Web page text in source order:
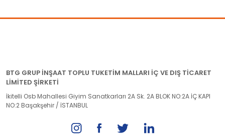
BTG GRUP İNŞAAT TOPLU TUKETİM MALLARI İÇ VE DIŞ TİCARET
LİMİTED ŞİRKETİ
İkitelli Osb Mahallesi Giyim Sanatkarları 2A Sk. 2A BLOK NO:2A İÇ KAPI
NO:2 Başakşehir / İSTANBUL